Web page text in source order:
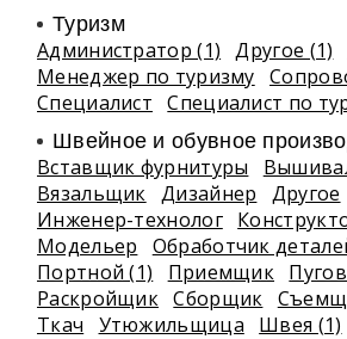
Туризм
Администратор (1) Другое (1)
Менеджер по туризму
Специалист
Специалист по
Швейное и обувное
Вставщик фурнитуры
Вязальщик Дизайнер Другое
Инженер-технолог
Модельер
Обработчик
Портной (1)
Приемщик
Раскройщик Сборщик
Ткач
Утюжильщица Швея (1)